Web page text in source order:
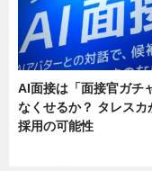
AI面接は「面接官ガチ
なくせるか？ タレスカ
採用の可能性